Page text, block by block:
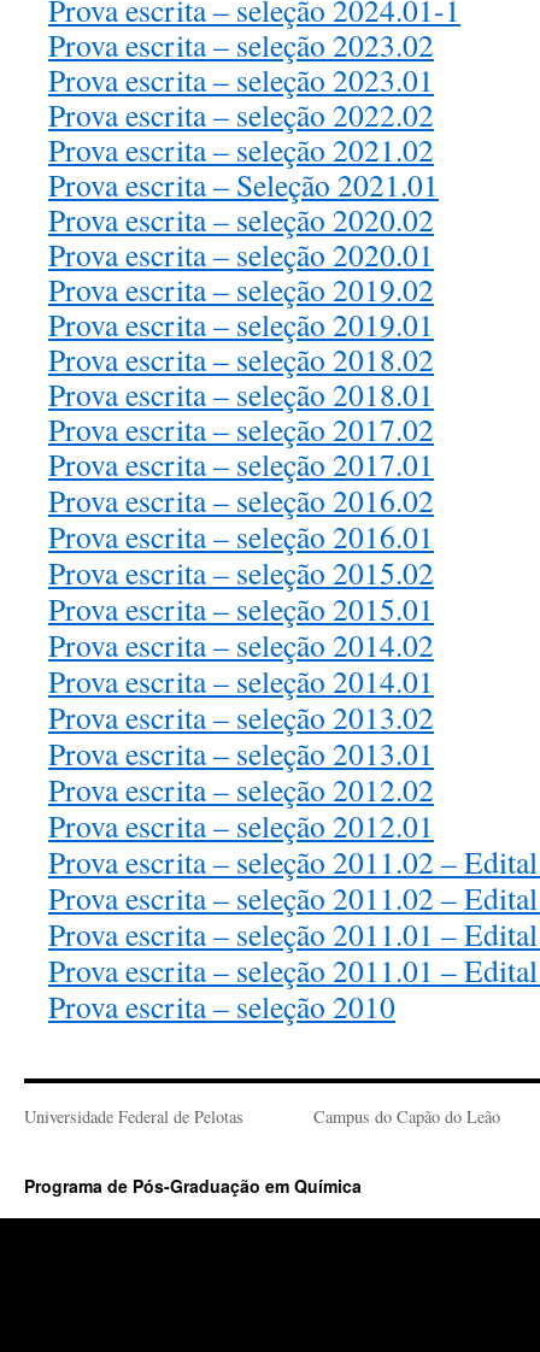
Prova escrita – seleção 2024.01-1
Prova escrita – seleção 2023.02
Prova escrita – seleção 2023.01
Prova escrita – seleção 2022.02
Prova escrita – seleção 2021.02
Prova escrita – Seleção 2021.01
Prova escrita – seleção 2020.02
Prova escrita – seleção 2020.01
Prova escrita – seleção 2019.02
Prova escrita – seleção 2019.01
Prova escrita – seleção 2018.02
Prova escrita – seleção 2018.01
Prova escrita – seleção 2017.02
Prova escrita – seleção 2017.01
Prova escrita – seleção 2016.02
Prova escrita – seleção 2016.01
Prova escrita – seleção 2015.02
Prova escrita – seleção 2015.01
Prova escrita – seleção 2014.02
Prova escrita – seleção 2014.01
Prova escrita – seleção 2013.02
Prova escrita – seleção 2013.01
Prova escrita – seleção 2012.02
Prova escrita – seleção 2012.01
Prova escrita – seleção 2011.02 –
Prova escrita – seleção 2011.02 –
Prova escrita – seleção 2011.01 –
Prova escrita – seleção 2011.01 –
Prova escrita – seleção 2010
Universidade Federal de Pelotas Campus do Capão do Leão
Programa de Pós-Graduação em Química